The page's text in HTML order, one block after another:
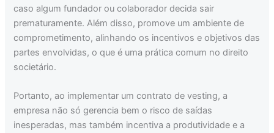
caso algum fundador ou colaborador decida sair
prematuramente. Além disso, promove um ambiente de
comprometimento, alinhando os incentivos e objetivos das
partes envolvidas, o que é uma prática comum no direito
societário.
Portanto, ao implementar um contrato de vesting, a
empresa não só gerencia bem o risco de saídas
inesperadas, mas também incentiva a produtividade e a